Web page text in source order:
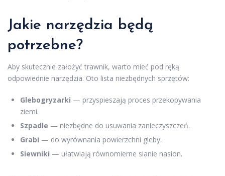
Jakie narzędzia będą
potrzebne?
Aby skutecznie założyć trawnik, warto mieć pod ręką
odpowiednie narzędzia. Oto lista niezbędnych sprzętów:
Glebogryzarki — przyspieszają proces przekopywania
ziemi.
Szpadle — niezbędne do usuwania zanieczyszczeń.
Grabi — do wyrównania powierzchni gleby.
Siewniki — ułatwiają równomierne sianie nasion.